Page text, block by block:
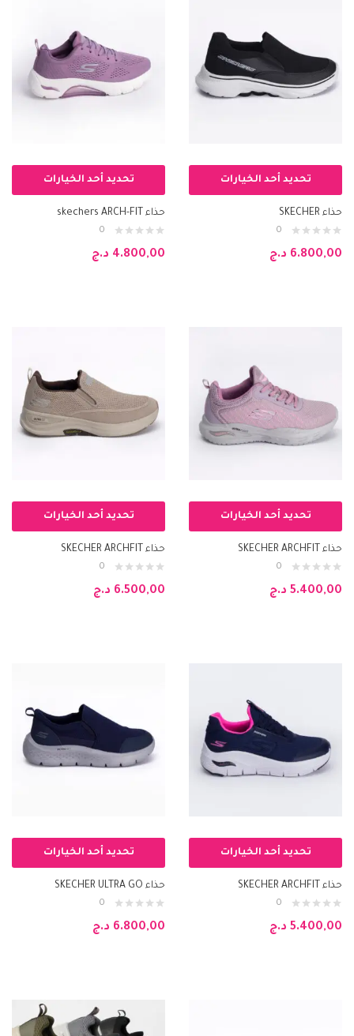
تحديد أحد الخيارات
حذاء SKECHER
0
6.800,00 د.ج
تحديد أحد الخيارات
حذاء skechers ARCH-FIT
0
4.800,00 د.ج
تحديد أحد الخيارات
حذاء SKECHER ARCHFIT
0
5.400,00 د.ج
تحديد أحد الخيارات
حذاء SKECHER ARCHFIT
0
6.500,00 د.ج
تحديد أحد الخيارات
حذاء SKECHER ARCHFIT
0
5.400,00 د.ج
تحديد أحد الخيارات
حذاء SKECHER ULTRA GO
0
6.800,00 د.ج